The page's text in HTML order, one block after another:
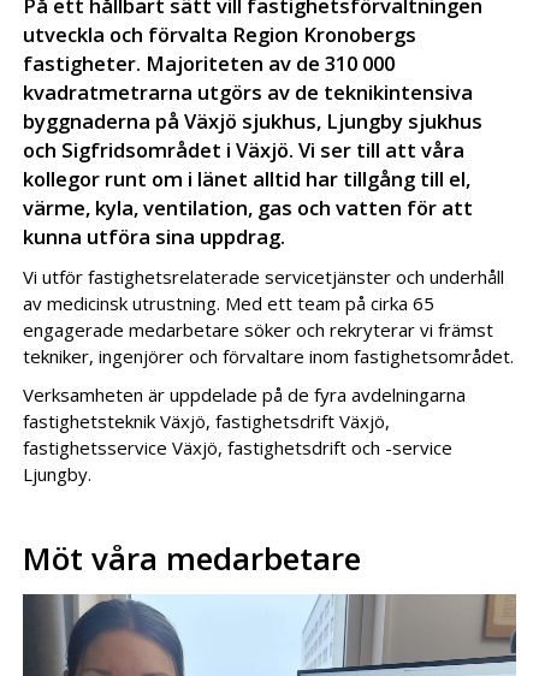
utveckla och förvalta Region Kronobergs
fastigheter. Majoriteten av de 310 000
kvadratmetrarna utgörs av de teknikintensiva
byggnaderna på Växjö sjukhus, Ljungby sjukhus
och Sigfridsområdet i Växjö. Vi ser till att våra
kollegor runt om i länet alltid har tillgång till el,
värme, kyla, ventilation, gas och vatten för att
kunna utföra sina uppdrag.
Vi utför fastighetsrelaterade servicetjänster och underhåll
av medicinsk utrustning. Med ett team på cirka 65
engagerade medarbetare söker och rekryterar vi främst
tekniker, ingenjörer och förvaltare inom fastighetsområdet.
Verksamheten är uppdelade på de fyra avdelningarna
fastighetsteknik Växjö, fastighetsdrift Växjö,
fastighetsservice Växjö, fastighetsdrift och -service
Ljungby.
Möt våra medarbetare